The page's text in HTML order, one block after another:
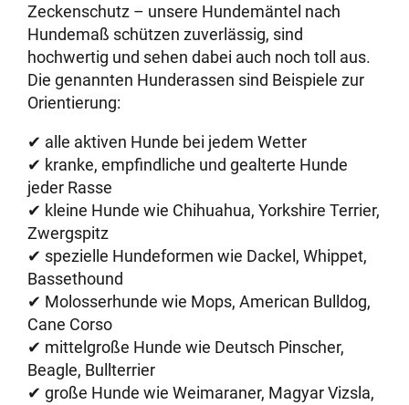
Zeckenschutz – unsere Hundemäntel nach
Hundemaß schützen zuverlässig, sind
hochwertig und sehen dabei auch noch toll aus.
Die genannten Hunderassen sind Beispiele zur
Orientierung:
✔ alle aktiven Hunde bei jedem Wetter
✔ kranke, empfindliche und gealterte Hunde
jeder Rasse
✔ kleine Hunde wie Chihuahua, Yorkshire Terrier,
Zwergspitz
✔ spezielle Hundeformen wie Dackel, Whippet,
Bassethound
✔ Molosserhunde wie Mops, American Bulldog,
Cane Corso
✔ mittelgroße Hunde wie Deutsch Pinscher,
Beagle, Bullterrier
✔ große Hunde wie Weimaraner, Magyar Vizsla,